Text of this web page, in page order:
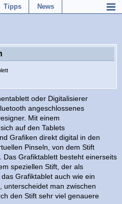
Tipps News
oder Digitalisierer
angeschlossenes
Mit einem
auf den Tablets
Grafiken direkt digital in den
Pinseln, von dem Stift
Grafiktablett besteht einerseits
speziellen Stift, der als
Grafiktablet auch wie ein
unterscheidet man zwischen
den Stift sehr viel genauere